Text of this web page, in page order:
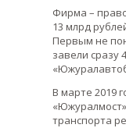
Фирма –
13 млрд
Первым не
завели сразу
В марте 2019
транспорта